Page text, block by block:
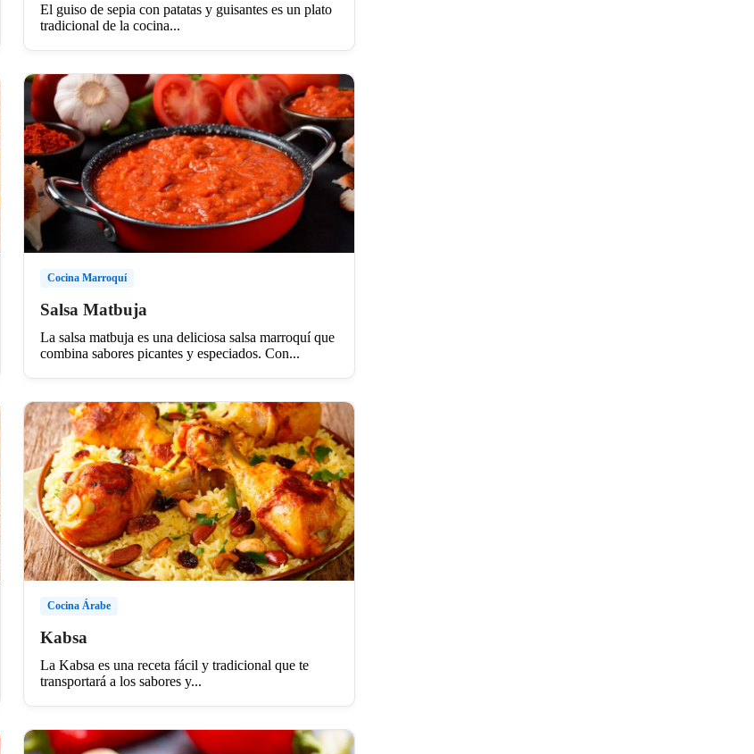
El guiso de sepia con patatas y guisantes es un plato
tradicional de la cocina...
Cocina Marroquí
Salsa Matbuja
La salsa matbuja es una deliciosa salsa marroquí que
combina sabores picantes y especiados. Con...
Cocina Árabe
Kabsa
La Kabsa es una receta fácil y tradicional que te
transportará a los sabores y...